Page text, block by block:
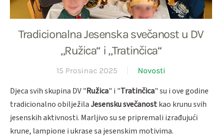
Tradicionalna Jesenska svečanost u DV
„Ružica“ i „Tratinčica“
15 Prosinac 2025 Novosti
Djeca svih skupina DV "Ružica" i "Tratinčica" su i ove godine
tradicionalno obilježilaJesensku svečanostkao krunu svih
jesenskih aktivnosti. Marljivo su se pripremali izrađujući
krune, lampione i ukrase sa jesenskim motivima.